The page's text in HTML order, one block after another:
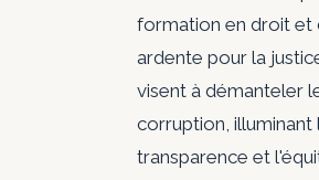
formation en droit et
ardente pour la
visent à démanteler
corruption, illuminant
transparence et